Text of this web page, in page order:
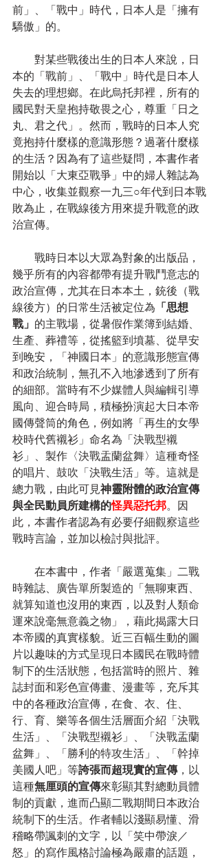
前」、「戰中」時代，日本人是「擁有
驕傲」的。
對某些戰後出生的日本人來說，日
本的「戰前」、「戰中」時代是日本人
失去的理想鄉。在此烏托邦裡，所有的
國民對天皇抱持敬畏之心，尊重「日之
丸、君之代」。然而，戰時的日本人究
竟抱持什麼樣的意識形態？過著什麼樣
的生活？因為有了這些疑問，本書作者
開始以「大東亞戰爭」中的婦人雜誌為
中心，收集並觀察一九三○年代到日本戰
敗為止，在戰線後方用來提升戰意的政
治宣傳。
戰時日本以大眾為對象的出版品，
幾乎所有的內容都帶有提升戰鬥意志的
政治宣傳，尤其在日本本土，銃後（戰
線後方）的日常生活被定位為 「思想
戰」 的主戰場，從暑假作業簿到結婚、
生產、葬禮等，從搖籃到墳墓、從早安
到晚安，「神國日本」的意識形態宣傳
和政治統制，無孔不入地滲透到了所有
的細部。當時有不少媒體人與編輯引導
風向、迎合時局，積極扮演起大日本帝
國傳聲筒的角色，例如將「再生的女學
校時代舊襯衫」命名為「決戰型襯
衫」、製作〈決戰盂蘭盆舞〉這種奇怪
的唱片、鼓吹「決戰生活」等。這就是
總力戰，由此可見神靈附體的政治宣傳
與全民動員所建構的怪異惡托邦。因
此，本書作者認為有必要仔細觀察這些
戰時言論，並加以檢討與批評。
在本書中，作者「嚴選蒐集」二戰
時雜誌、廣告單所製造的「無聊東西、
就算知道也沒用的東西，以及對人類命
運來說毫無意義之物」，藉此揭露大日
本帝國的真實樣貌。近三百幅生動的圖
片以趣味的方式呈現日本國民在戰時體
制下的生活狀態，包括當時的照片、雜
誌封面和彩色宣傳畫、漫畫等，充斥其
中的各種政治宣傳，在食、衣、住、
行、育、樂等各個生活層面介紹「決戰
生活」、「決戰型襯衫」、「決戰盂蘭
盆舞」、「勝利的特攻生活」、「幹掉
美國人吧」等誇張而超現實的宣傳，以
這種無厘頭的宣傳來彰顯其對總動員體
制的貢獻，進而凸顯二戰期間日本政治
統制下的生活。作者輔以淺顯易懂、滑
稽略帶諷刺的文字，以「笑中帶淚／
怒」的寫作風格討論極為嚴肅的話題，